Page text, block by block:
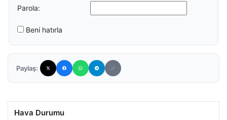
Parola:
Beni hatırla
Paylaş:
Hava Durumu